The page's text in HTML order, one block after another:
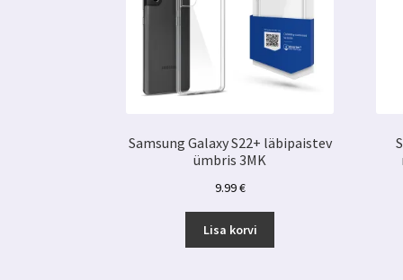
Samsung Galaxy S22+ läbipaistev
ümbris 3MK
9.99€
Lisa korvi